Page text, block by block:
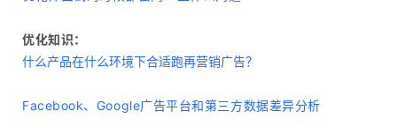
优化知识：
什么产品在什么环境下合适跑再营销广告？
Facebook、Google广告平台和第三方数据差异分析